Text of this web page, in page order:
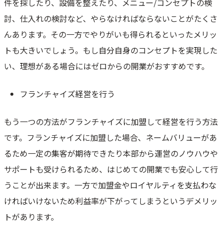
件を探したり、設備を整えたり、メニュー/コンセプトの検
討、仕入れの検討など、やらなければならないことがたくさ
んあります。その一方でやりがいも得られるといったメリッ
トも大きいでしょう。もし自分自身のコンセプトを実現した
い、理想がある場合にはゼロからの開業がおすすめです。
フランチャイズ経営を行う
もう一つの方法がフランチャイズに加盟して経営を行う方法
です。フランチャイズに加盟した場合、ネームバリューがあ
るため一定の集客が期待できたり本部から運営のノウハウや
サポートも受けられるため、はじめての開業でも安心して行
うことが出来ます。一方で加盟金やロイヤルティを支払わな
ければいけないため利益率が下がってしまうというデメリッ
トがあります。